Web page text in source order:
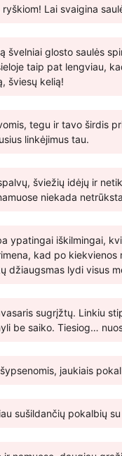
Lai svaigina
švelniai glosto saulės
taip pat lengviau,
šviesų kelią!
tegu ir tavo širdis
linkėjimus tau.
šviežių idėjų ir
niekada
ypatingai iškilmingai,
kad po
džiaugsmas lydi visus
sugrįžtų. Linkiu
be saiko. Tiesiog…
jaukiais
sušildančių pokalbių